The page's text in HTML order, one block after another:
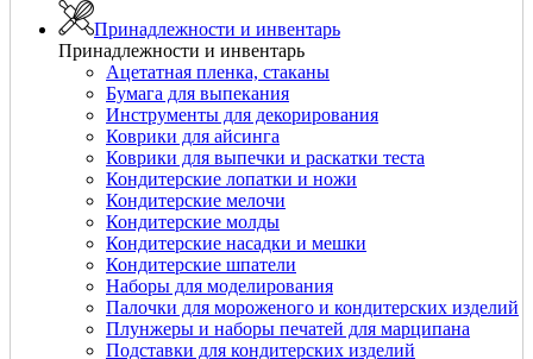
Принадлежности и инвентарь
Принадлежности и инвентарь
Ацетатная пленка, стаканы
Бумага для выпекания
Инструменты для декорирования
Коврики для айсинга
Коврики для выпечки и раскатки теста
Кондитерские лопатки и ножи
Кондитерские мелочи
Кондитерские молды
Кондитерские насадки и мешки
Кондитерские шпатели
Наборы для моделирования
Палочки для мороженого и кондитерских изделий
Плунжеры и наборы печатей для марципана
Подставки для кондитерских изделий